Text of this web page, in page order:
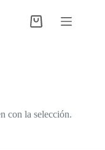
Shopping
con la selección.